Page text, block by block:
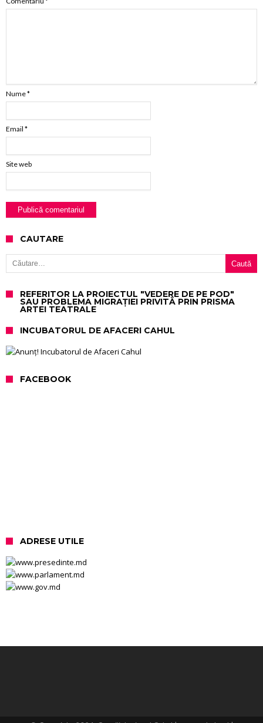
Nume*
Email *
Site web
CAUTARE
Caută după:
REFERITOR LA PROIECTUL "VEDERE DE PE POD"
SAU PROBLEMA MIGRAȚIEI PRIVITĂ PRIN PRISMA
ARTEI TEATRALE
INCUBATORUL DE AFACERI CAHUL
FACEBOOK
ADRESE UTILE